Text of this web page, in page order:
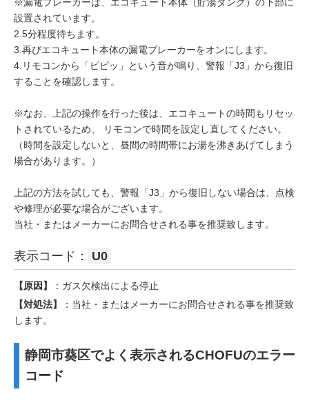
設置されています。
2.5分程度待ちます。
3.再びエコキュート本体の漏電ブレーカーをオンにします。
4.リモコンから「ピピッ」という音が鳴り、警報「J3」から復旧
することを確認します。
※なお、上記の操作を行った後は、エコキュートの時間もリセッ
トされているため、 リモコンで時間を設定し直してください。
（時間を設定しないと、昼間の時間帯にお湯を沸きあげてしまう
場合があります。）
上記の方法を試しても、警報「J3」から復旧しない場合は、点検
や修理が必要な場合がございます。
当社・またはメーカーにお問合せされる事を推奨致します。
表示コード： U0
【原因】
：ガス欠検出による停止
【対処法】
：当社・またはメーカーにお問合せされる事を推奨致
します。
静岡市葵区でよく表示されるCHOFUのエラー
コード